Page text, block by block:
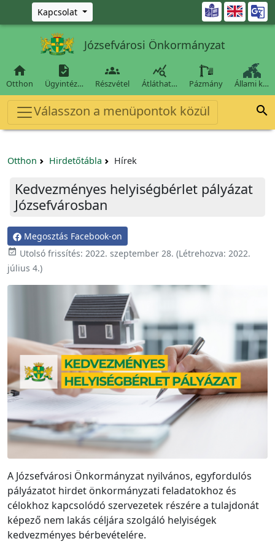
Ugrás a fő tartalomra
Kapcsolat 
Józsefvárosi Önkormányzat

Otthon

Ügyintéz…

Részvétel

Átláthat… Pázmány Állami k…
Válasszon a menüpontok közül 
Otthon Hirdetőtábla Hírek
Kedvezményes helyiségbérlet pályázat
Józsefvárosban
Megosztás Facebook-on
 Utolsó frissítés: 2022. szeptember 28. (Létrehozva: 2022.
július 4.)
A Józsefvárosi Önkormányzat nyilvános, egyfordulós
pályázatot hirdet önkormányzati feladatokhoz és
célokhoz kapcsolódó szervezetek részére a tulajdonát
képező nem lakás céljára szolgáló helyiségek
kedvezményes bérbevételére.